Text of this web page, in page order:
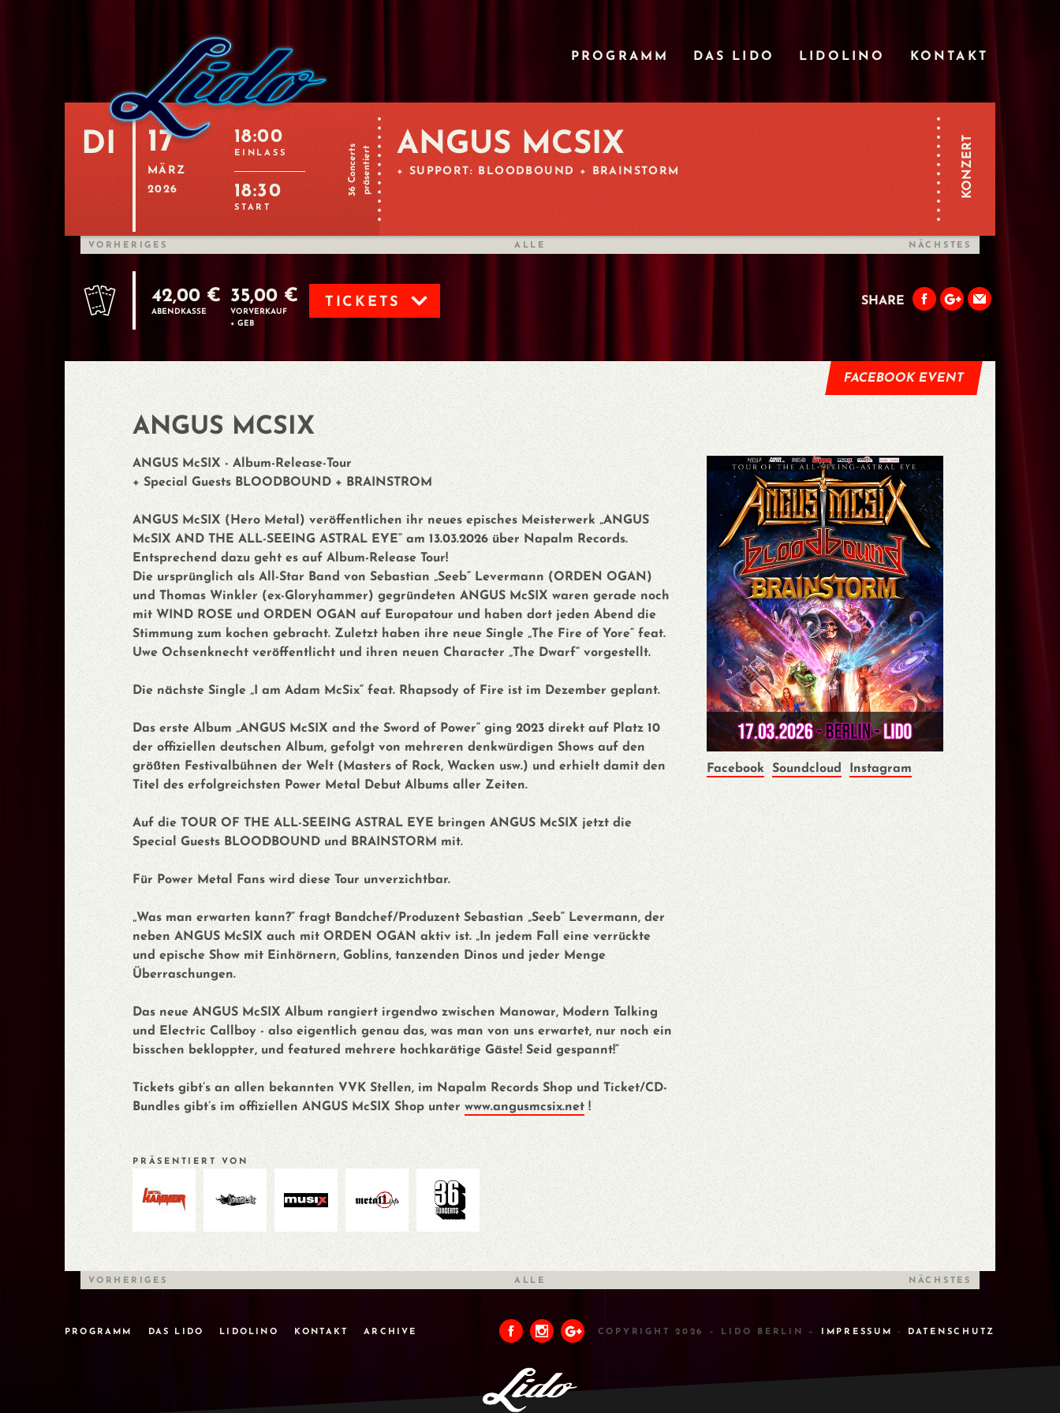
PROGRAMM DAS LIDO LIDOLINO KONTAKT
DI 17
MÄRZ
2026
18:00
EINLASS
18:30
START
36 Concertspräsentiert ANGUS MCSIX
+ SUPPORT: BLOODBOUND + BRAINSTORM KONZERT
VORHERIGES ALLE NÄCHSTES
42,00 €
ABENDKASSE
35,00 €
VORVERKAUF
+ GEB
TICKETS SHARE
FACEBOOK EVENT
Facebook Soundcloud Instagram
ANGUS MCSIX
ANGUS McSIX - Album-Release-Tour
+ Special Guests BLOODBOUND + BRAINSTROM
ANGUS McSIX (Hero Metal) veröffentlichen ihr neues episches Meisterwerk „ANGUS
McSIX AND THE ALL-SEEING ASTRAL EYE“ am 13.03.2026 über Napalm Records.
Entsprechend dazu geht es auf Album-Release Tour!
Die ursprünglich als All-Star Band von Sebastian „Seeb“ Levermann (ORDEN OGAN)
und Thomas Winkler (ex-Gloryhammer) gegründeten ANGUS McSIX waren gerade noch
mit WIND ROSE und ORDEN OGAN auf Europatour und haben dort jeden Abend die
Stimmung zum kochen gebracht. Zuletzt haben ihre neue Single „The Fire of Yore“ feat.
Uwe Ochsenknecht veröffentlicht und ihren neuen Character „The Dwarf“ vorgestellt.
Die nächste Single „I am Adam McSix“ feat. Rhapsody of Fire ist im Dezember geplant.
Das erste Album „ANGUS McSIX and the Sword of Power“ ging 2023 direkt auf Platz 10
der offiziellen deutschen Album, gefolgt von mehreren denkwürdigen Shows auf den
größten Festivalbühnen der Welt (Masters of Rock, Wacken usw.) und erhielt damit den
Titel des erfolgreichsten Power Metal Debut Albums aller Zeiten.
Auf die TOUR OF THE ALL-SEEING ASTRAL EYE bringen ANGUS McSIX jetzt die
Special Guests BLOODBOUND und BRAINSTORM mit.
Für Power Metal Fans wird diese Tour unverzichtbar.
„Was man erwarten kann?“ fragt Bandchef/Produzent Sebastian „Seeb“ Levermann, der
neben ANGUS McSIX auch mit ORDEN OGAN aktiv ist. „In jedem Fall eine verrückte
und epische Show mit Einhörnern, Goblins, tanzenden Dinos und jeder Menge
Überraschungen.
Das neue ANGUS McSIX Album rangiert irgendwo zwischen Manowar, Modern Talking
und Electric Callboy - also eigentlich genau das, was man von uns erwartet, nur noch ein
bisschen bekloppter, und featured mehrere hochkarätige Gäste! Seid gespannt!“
Tickets gibt’s an allen bekannten VVK Stellen, im Napalm Records Shop und Ticket/CD-
Bundles gibt’s im offiziellen ANGUS McSIX Shop unter www.angusmcsix.net !
PRÄSENTIERT VON
VORHERIGES ALLE NÄCHSTES
PROGRAMM DAS LIDO LIDOLINO KONTAKT ARCHIVE COPYRIGHT 2026 – LIDO BERLIN – IMPRESSUM - DATENSCHUTZ